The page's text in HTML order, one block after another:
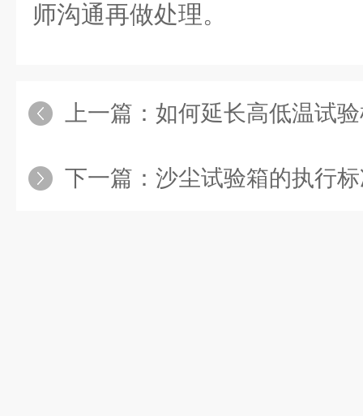
师沟通再做处理。
上一篇： 如何延长高低温试
下一篇： 沙尘试验箱的执行